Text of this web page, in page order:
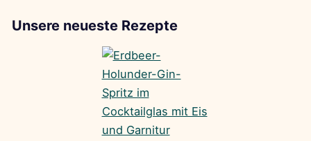
Unsere neueste Rezepte